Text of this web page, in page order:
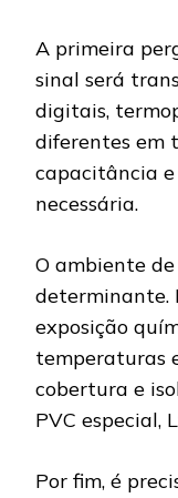
A primeira
sinal será
digitais,
diferentes em
capacitância
necessária.
O ambiente
determinante.
exposição
temperaturas
cobertura e
PVC especial,
Por fim, é